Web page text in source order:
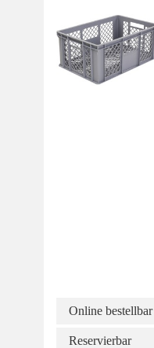
Online bestellbar
Reservierbar